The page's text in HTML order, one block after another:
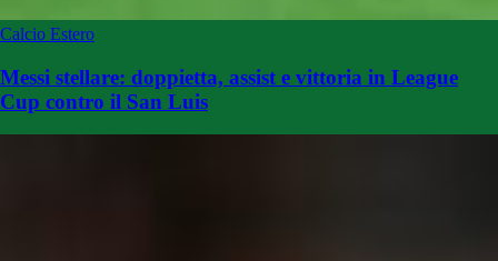
Calcio Estero
Messi stellare: doppietta, assist e vittoria in League
Cup contro il San Luis